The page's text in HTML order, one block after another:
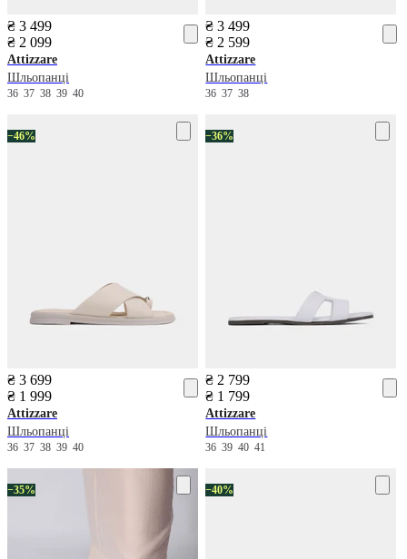
₴ 3 499
₴ 2 099
Attizzare
Шльопанці
36 37 38 39 40
₴ 3 499
₴ 2 599
Attizzare
Шльопанці
363738
−46%
₴ 3 699
₴ 1 999
Attizzare
Шльопанці
36 37 38 39 40
−36%
₴ 2 799
₴ 1 799
Attizzare
Шльопанці
36394041
−35% −40%